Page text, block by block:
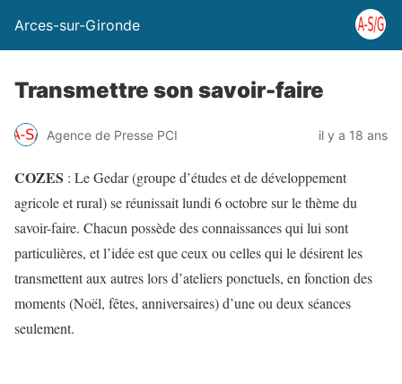
Arces-sur-Gironde
Transmettre son savoir-faire
Agence de Presse PCI il y a 18 ans
COZES : Le Gedar (groupe d’études et de développement
agricole et rural) se réunissait lundi 6 octobre sur le thème du
savoir-faire. Chacun possède des connaissances qui lui sont
particulières, et l’idée est que ceux ou celles qui le désirent les
transmettent aux autres lors d’ateliers ponctuels, en fonction des
moments (Noël, fêtes, anniversaires) d’une ou deux séances
seulement.